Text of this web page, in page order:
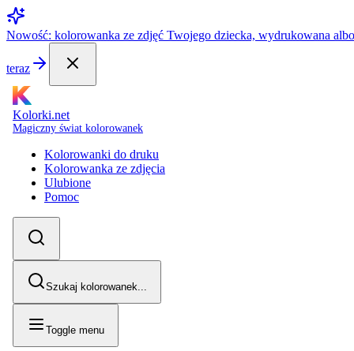
Nowość: kolorowanka ze zdjęć Twojego dziecka, wydrukowana
teraz
Kolorki.net
Magiczny świat kolorowanek
Kolorowanki do druku
Kolorowanka ze zdjęcia
Ulubione
Pomoc
Szukaj kolorowanek...
Toggle menu